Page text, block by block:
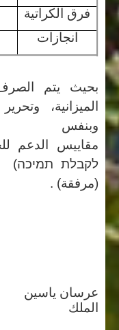
فرق الكراتية
انجازات
بحيث يتم
الميزانية،
وبنفس
مقاييس الدعم
לקבלת תמיכה)
(مرفقة) .
عرسان
الملك